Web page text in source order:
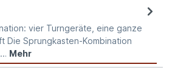
vier Turngeräte, eine ganze
Die Sprungkasten-Kombination
Mehr